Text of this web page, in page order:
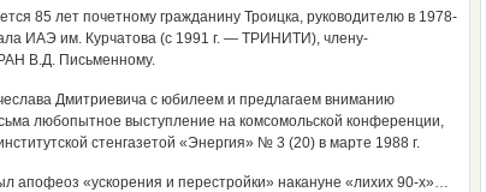
85 лет почетному гражданину Троицка, руководителю в 1978-
ИАЭ им. Курчатова (с 1991 г. — ТРИНИТИ), члену-
В.Д. Письменному.
Дмитриевича с юбилеем и предлагаем вниманию
любопытное выступление на комсомольской конференции,
стенгазетой «Энергия» № 3 (20) в марте 1988 г.
апофеоз «ускорения и перестройки» накануне «лихих 90-х»…